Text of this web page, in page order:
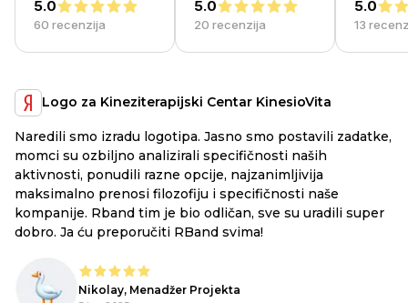
5.0
60 recenzija
5.0
20 recenzija
5.0
13
Logo za Kineziterapijski Centar KinesioVita
Naredili smo izradu logotipa. Jasno smo postavili zadatke,
momci su ozbiljno analizirali specifičnosti naših
aktivnosti, ponudili razne opcije, najzanimljivija
maksimalno prenosi filozofiju i specifičnosti naše
kompanije. Rband tim je bio odličan, sve su uradili super
dobro. Ja ću preporučiti RBand svima!
Nikolay, Menadžer Projekta